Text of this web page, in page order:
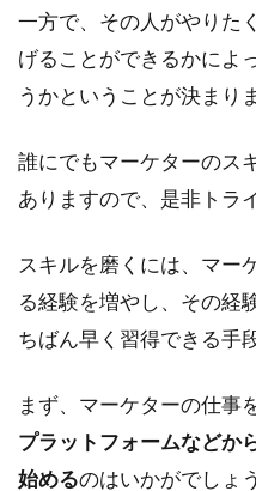
一方で、その人がやりた
げることができるかによ
うかということが決まり
誰にでもマーケターのス
ありますので、是非トラ
スキルを磨くには、マー
る経験を増やし、その経
ちばん早く習得できる手
まず、マーケターの仕事を
プラットフォームなどか
始めるのはいかがでしょ